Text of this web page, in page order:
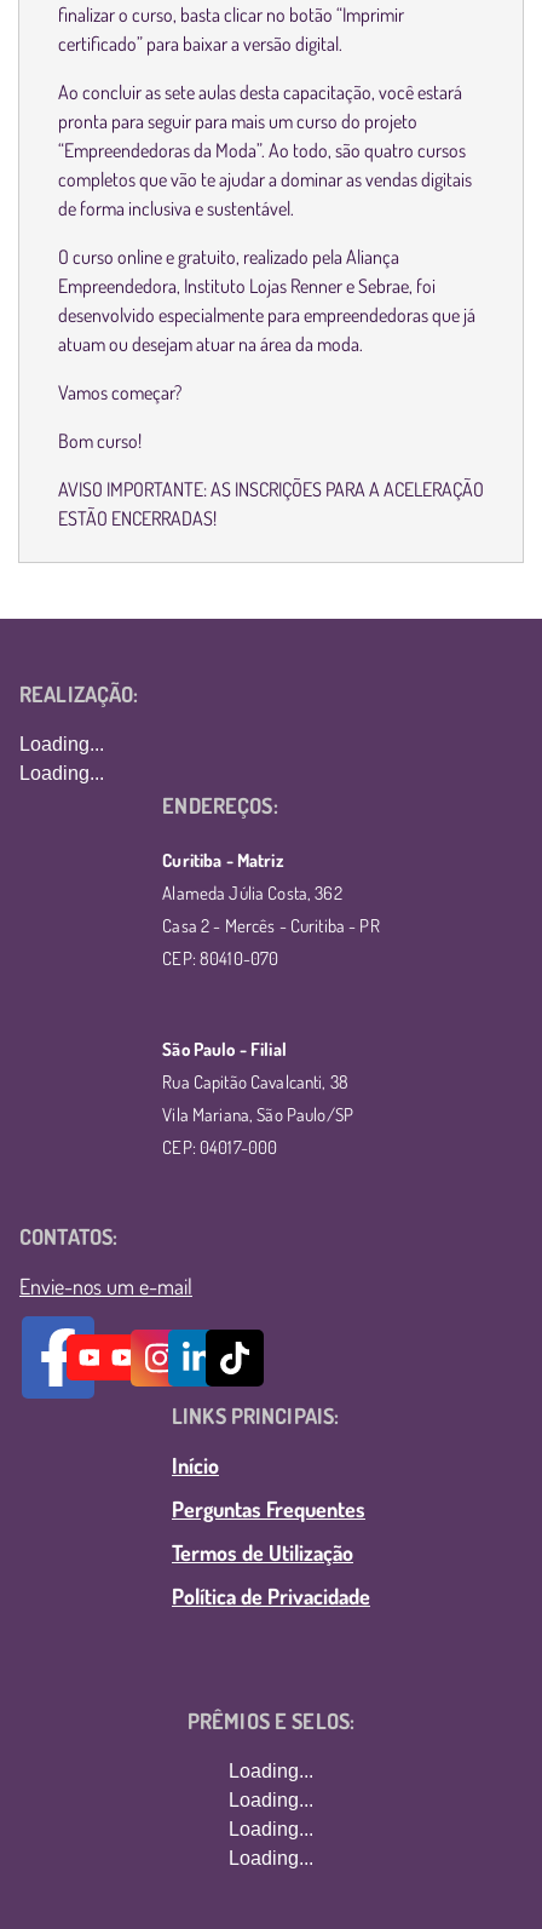
finalizar o curso, basta clicar no botão “Imprimir
certificado” para baixar a versão digital.
Ao concluir as sete aulas desta capacitação, você estará
pronta para seguir para mais um curso do projeto
“Empreendedoras da Moda”. Ao todo, são quatro cursos
completos que vão te ajudar a dominar as vendas digitais
de forma inclusiva e sustentável.
O curso online e gratuito, realizado pela Aliança
Empreendedora, Instituto Lojas Renner e Sebrae, foi
desenvolvido especialmente para empreendedoras que já
atuam ou desejam atuar na área da moda.
Vamos começar?
Bom curso!
AVISO IMPORTANTE: AS INSCRIÇÕES PARA A ACELERAÇÃO
ESTÃO ENCERRADAS!
REALIZAÇÃO:
Loading...
Loading...
ENDEREÇOS:
Curitiba - Matriz
Alameda Júlia Costa, 362
Casa 2 - Mercês - Curitiba - PR
CEP: 80410-070
São Paulo - Filial
Rua Capitão Cavalcanti, 38
Vila Mariana, São Paulo/SP
CEP: 04017-000
CONTATOS:
Envie-nos um e-mail
LINKS PRINCIPAIS:
Início
Perguntas Frequentes
Termos de Utilização
Política de Privacidade
PRÊMIOS E SELOS:
Loading...
Loading...
Loading...
Loading...